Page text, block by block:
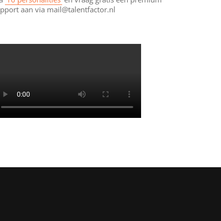
aan via mail@talentfactor.nl